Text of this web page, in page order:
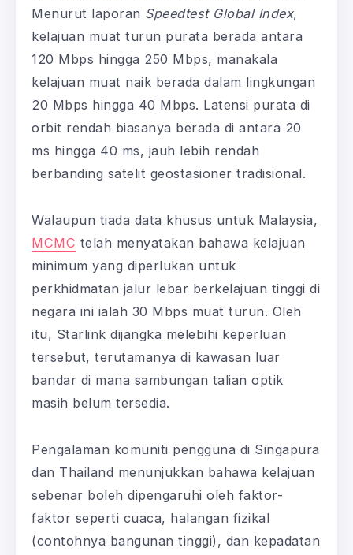
Menurut laporan Speedtest Global Index,
kelajuan muat turun purata berada antara
120 Mbps hingga 250 Mbps, manakala
kelajuan muat naik berada dalam lingkungan
20 Mbps hingga 40 Mbps. Latensi purata di
orbit rendah biasanya berada di antara 20
ms hingga 40 ms, jauh lebih rendah
berbanding satelit geostasioner tradisional.
Walaupun tiada data khusus untuk Malaysia,
MCMC telah menyatakan bahawa kelajuan
minimum yang diperlukan untuk
perkhidmatan jalur lebar berkelajuan tinggi di
negara ini ialah 30 Mbps muat turun. Oleh
itu, Starlink dijangka melebihi keperluan
tersebut, terutamanya di kawasan luar
bandar di mana sambungan talian optik
masih belum tersedia.
Pengalaman komuniti pengguna di Singapura
dan Thailand menunjukkan bahawa kelajuan
sebenar boleh dipengaruhi oleh faktor-
faktor seperti cuaca, halangan fizikal
(contohnya bangunan tinggi), dan kepadatan